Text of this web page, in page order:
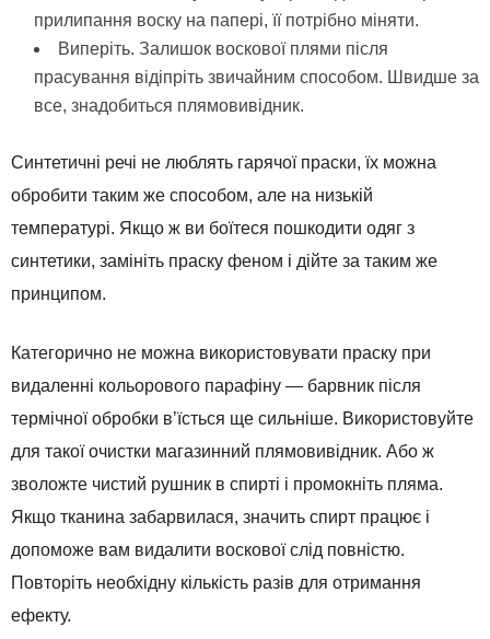
прилипання воску на папері, її потрібно міняти.
Виперіть. Залишок воскової плями після
прасування відіпріть звичайним способом. Швидше за
все, знадобиться плямовивідник.
Синтетичні речі не люблять гарячої праски, їх можна
обробити таким же способом, але на низькій
температурі. Якщо ж ви боїтеся пошкодити одяг з
синтетики, замініть праску феном і дійте за таким же
принципом.
Категорично не можна використовувати праску при
видаленні кольорового парафіну — барвник після
термічної обробки в’їсться ще сильніше. Використовуйте
для такої очистки магазинний плямовивідник. Або ж
зволожте чистий рушник в спирті і промокніть пляма.
Якщо тканина забарвилася, значить спирт працює і
допоможе вам видалити воскової слід повністю.
Повторіть необхідну кількість разів для отримання
ефекту.